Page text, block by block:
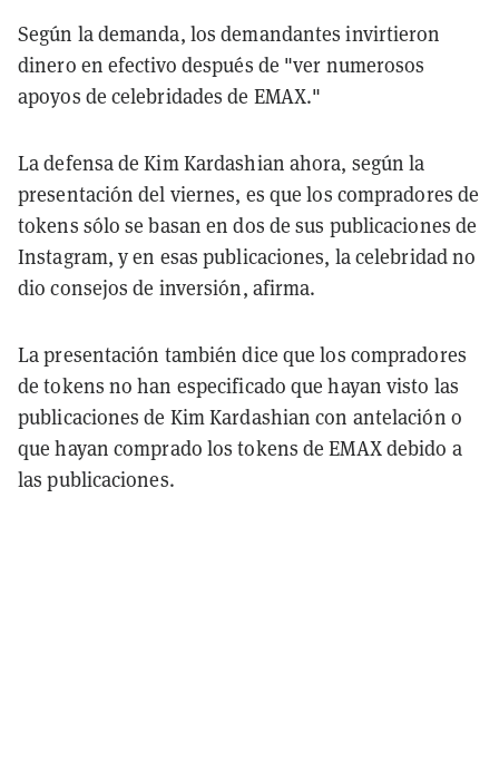
Según la demanda, los demandantes invirtieron
dinero en efectivo después de "ver numerosos
apoyos de celebridades de EMAX."
La defensa de Kim Kardashian ahora, según la
presentación del viernes, es que los compradores de
tokens sólo se basan en dos de sus publicaciones de
Instagram, y en esas publicaciones, la celebridad no
dio consejos de inversión, afirma.
La presentación también dice que los compradores
de tokens no han especificado que hayan visto las
publicaciones de Kim Kardashian con antelación o
que hayan comprado los tokens de EMAX debido a
las publicaciones.